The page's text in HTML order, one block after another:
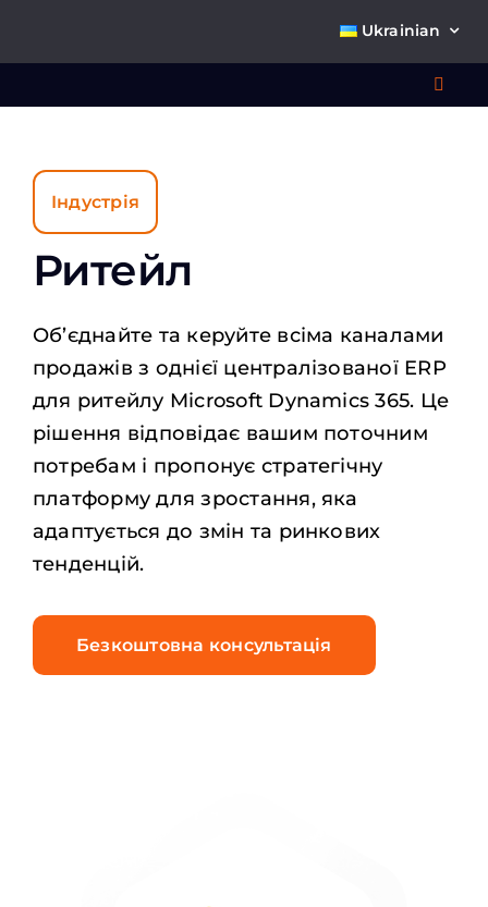
Ukrainian
Індустрія
Ритейл
Об’єднайте та керуйте всіма каналами
продажів з однієї централізованої ERP
для ритейлу Microsoft Dynamics 365. Це
рішення відповідає вашим поточним
потребам і пропонує стратегічну
платформу для зростання, яка
адаптується до змін та ринкових
тенденцій.
Безкоштовна консультація